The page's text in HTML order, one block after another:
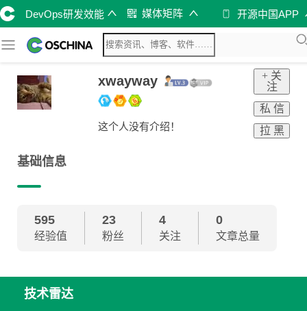
DevOps研发效能 媒体矩阵 开源中国APP
xwayway
这个人没有介绍！
+ 关
注
私 信
拉 黑
基础信息
595
经验值
23
粉丝
4
关注
0
文章总量
技术雷达